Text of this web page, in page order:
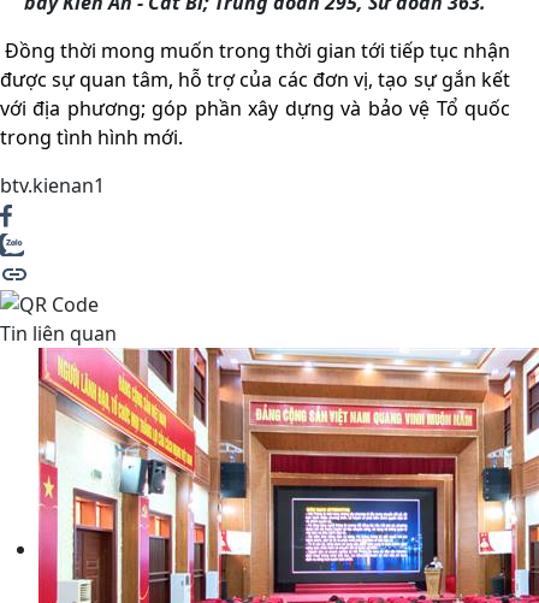
Đồng thời mong muốn trong thời gian tới tiếp tục nhận
được sự quan tâm, hỗ trợ của các đơn vị, tạo sự gắn kết
với địa phương; góp phần xây dựng và bảo vệ Tổ quốc
trong tình hình mới.
btv.kienan1
Tin liên quan